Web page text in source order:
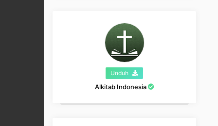
Unduh
Alkitab Indonesia